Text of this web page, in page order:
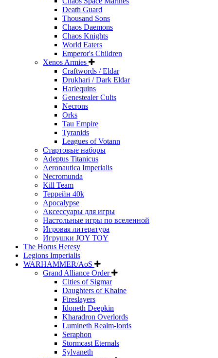
Death Guard
Thousand Sons
Chaos Daemons
Chaos Knights
World Eaters
Emperor's Children
Xenos Armies
Craftwords / Eldar
Drukhari / Dark Eldar
Harlequins
Genestealer Cults
Necrons
Orks
Tau Empire
Tyranids
Leagues of Votann
Стартовые наборы
Adeptus Titanicus
Aeronautica Imperialis
Necromunda
Kill Team
Террейн 40k
Apocalypse
Аксессуары для игры
Настольные игры по вселенной
Игровая литература
Игрушки JOY TOY
The Horus Heresy
Legions Imperialis
WARHAMMER/AoS
Grand Alliance Order
Cities of Sigmar
Daughters of Khaine
Fireslayers
Idoneth Deepkin
Kharadron Overlords
Lumineth Realm-lords
Seraphon
Stormcast Eternals
Sylvaneth